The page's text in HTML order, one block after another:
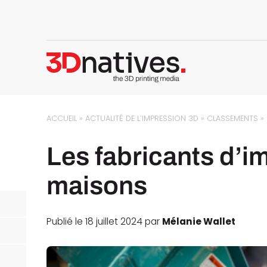
ACCUEIL »ACTUALITÉ DE L’IMPRESSION 3D » CLASSEMENTS »
Les fabricants
maisons
Publié le 18 juillet 2024 par Mélanie Wallet